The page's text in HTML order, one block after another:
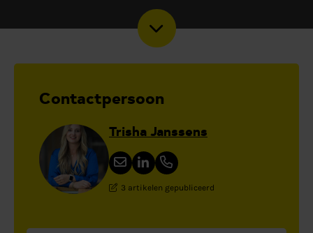
Contactpersoon
Trisha Janssens
3 artikelen gepubliceerd